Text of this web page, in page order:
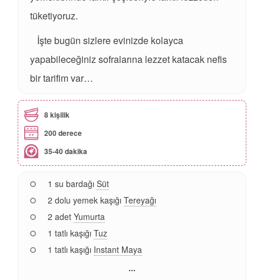
tüketiyoruz.
İşte bugün sizlere evinizde kolayca
yapabileceğiniz sofralarına lezzet katacak nefis
bir tarifim var…
8 kişilik
200 derece
35-40 dakika
1 su bardağı Süt
2 dolu yemek kaşığı Tereyağı
2 adet Yumurta
1 tatlı kaşığı Tuz
1 tatlı kaşığı Instant Maya
...